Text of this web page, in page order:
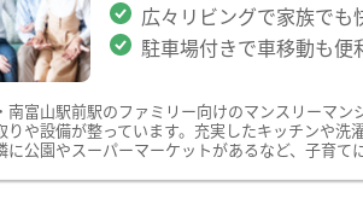
広々リビングで家族でも
駐車場付きで車移動も便
南富山駅前駅のファミリー向けのマンスリーマ
りや設備が整っています。充実したキッチンや
に公園やスーパーマーケットがあるなど、子育て